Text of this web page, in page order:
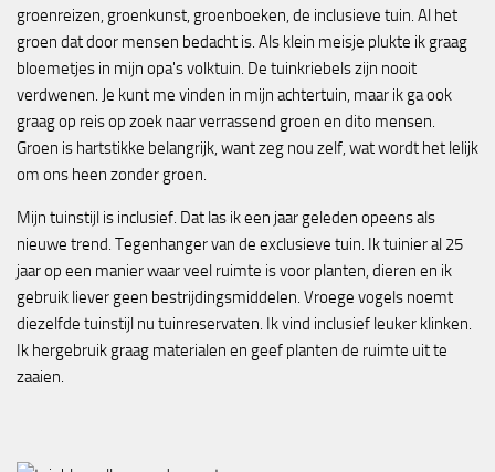
groenreizen, groenkunst, groenboeken, de inclusieve tuin. Al het
groen dat door mensen bedacht is. Als klein meisje plukte ik graag
bloemetjes in mijn opa's volktuin. De tuinkriebels zijn nooit
verdwenen. Je kunt me vinden in mijn achtertuin, maar ik ga ook
graag op reis op zoek naar verrassend groen en dito mensen.
Groen is hartstikke belangrijk, want zeg nou zelf, wat wordt het lelijk
om ons heen zonder groen.
Mijn tuinstijl is inclusief. Dat las ik een jaar geleden opeens als
nieuwe trend. Tegenhanger van de exclusieve tuin. Ik tuinier al 25
jaar op een manier waar veel ruimte is voor planten, dieren en ik
gebruik liever geen bestrijdingsmiddelen. Vroege vogels noemt
diezelfde tuinstijl nu tuinreservaten. Ik vind inclusief leuker klinken.
Ik hergebruik graag materialen en geef planten de ruimte uit te
zaaien.